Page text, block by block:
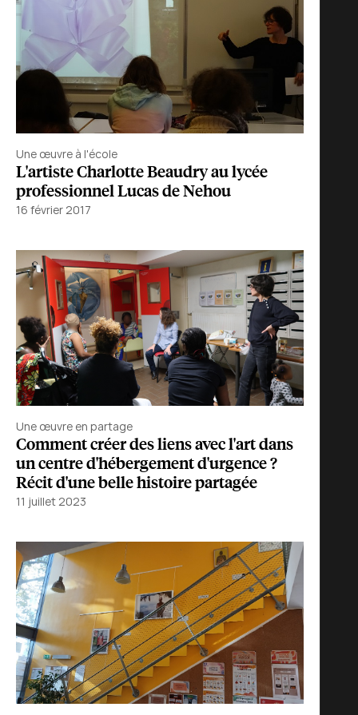
Une œuvre à l'école
L'artiste Charlotte Beaudry au lycée
professionnel Lucas de Nehou
16 février 2017
Une œuvre en partage
Comment créer des liens avec l'art dans
un centre d'hébergement d'urgence ?
Récit d'une belle histoire partagée
11 juillet 2023